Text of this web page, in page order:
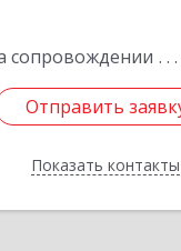
сопровождении
Отправить
Показать контакты
Отправить
Назад